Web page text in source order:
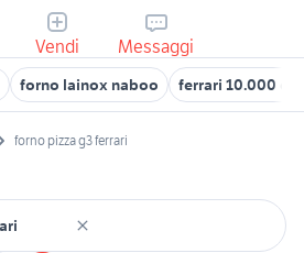
Vendi Messaggi
forno lainox naboo ferrari 10.000
forno pizza g3 ferrari